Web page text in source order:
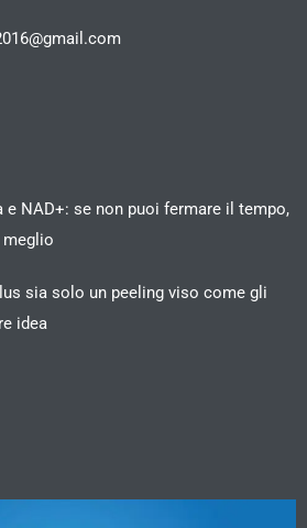
e NAD+: se non puoi fermare il tempo,
sia solo un peeling viso come gli
idea